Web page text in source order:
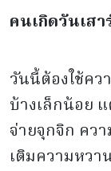
คนเกิดวันเสา
วันนี้ต้องใช้ค
บ้างเล็กน้อย
จ่ายจุกจิก คว
เติมความหวา